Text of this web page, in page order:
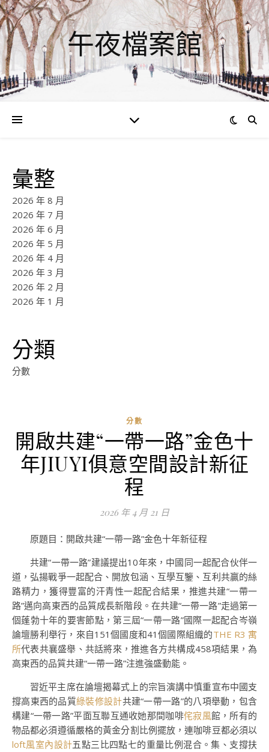
午夜檔案館
彙整
2026 年 8 月
2026 年 7 月
2026 年 6 月
2026 年 5 月
2026 年 4 月
2026 年 3 月
2026 年 2 月
2026 年 1 月
分類
分數
分數
開啟共建“一帶一路”金色十
年JIUYI俱意空間設計新征
程
2026 年 4 月 21 日
原題目：開啟共建“一帶一路”金色十年新征程
共建“一帶一路”建議提出10年來，中國同一起配合伙伴一
道，弘揚戰爭一起配合、開放包涵、互學互鑒、互利共贏的絲
路精力，獲得豐富的汗青性一起配合結果，推進共建“一帶一
路”邁向高東西的品質成長新階段。在共建“一帶一路”走過第一
個蓬勃十年的要害節點，第三屆“一帶一路”國際一起配合岑嶺
論壇勝利舉行，來自151個國度和41個國際組織的THE R3 寓
所代表共襄盛舉、共話將來，推進各方共構成458項結果，為
高東西的品質共建“一帶一路”注進強盛動能。
習近平主席在論壇揭幕式上的宗旨演講中慎重宣布中國支
撐高東西的品質綠裝修設計共建“一帶一路”的八項舉動，包含
構建“一帶一路”平面互聯互通收她那間咖啡侘寂風館，所有的
物品都必須遵循嚴格的黃金分割比例擺放，連咖啡豆都必須以
loft風室內設計五點三比四點七的重量比例混合。集、支撐扶